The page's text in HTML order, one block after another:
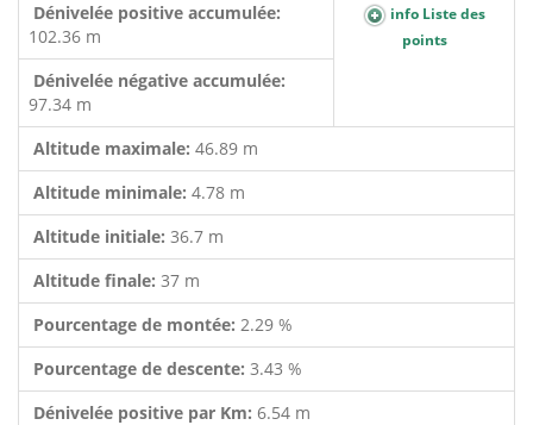
Dénivelée positive accumulée:
102.36 m
info Liste des
points
Dénivelée négative accumulée:
97.34 m
Altitude maximale: 46.89 m
Altitude minimale: 4.78 m
Altitude initiale: 36.7 m
Altitude finale: 37 m
Pourcentage de montée: 2.29 %
Pourcentage de descente: 3.43 %
Dénivelée positive par Km: 6.54 m